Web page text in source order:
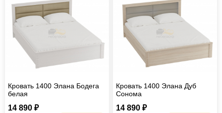
Кровать 1400 Элана Бодега
белая
14 890 ₽
Кровать 1400 Элана Дуб
Сонома
14 890 ₽